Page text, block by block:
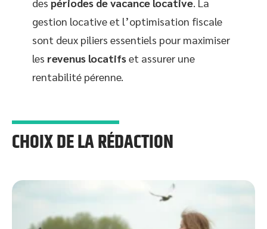
des périodes de vacance locative. La
gestion locative et l’optimisation fiscale
sont deux piliers essentiels pour maximiser
les revenus locatifset assurer une
rentabilité pérenne.
CHOIX DE LA RÉDACTION